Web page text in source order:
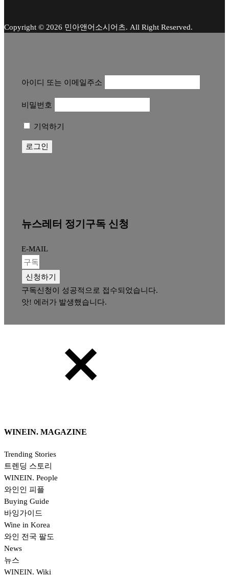
Copyright © 2026 민아앤어소시어츠. All Right Reserved.
아이디 또는 이메일주소
비밀번호
기억하기
뉴스레터 정기구독 신청
E-MAIL
신청하기
구독신청이 성공적으로 접수되었습니다.
앗! 에러가 발생했습니다.
WINEIN. MAGAZINE